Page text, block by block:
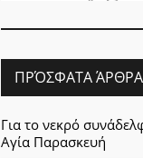
ΠΡΌΣΦΑΤΑ ΆΡΘΡΑ
Για το νεκρό
Αγία Παρασκευή